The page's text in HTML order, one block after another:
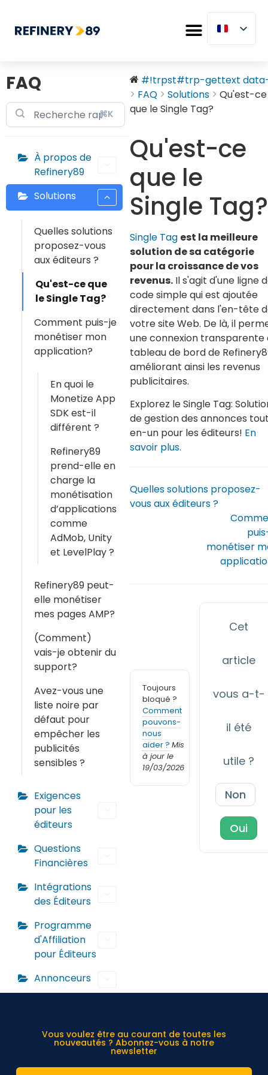
FAQ
⌘K
À propos de
Refinery89
Solutions
Quelles solutions
proposez-vous
aux éditeurs ?
Qu'est-ce que
le Single Tag?
Comment puis-je
monétiser mon
application?
En quoi le
Monetize App
SDK est-il
différent ?
Refinery89
prend-elle en
charge la
monétisation
d’applications
comme
AdMob, Unity
et LevelPlay ?
Refinery89 peut-
elle monétiser
mes pages AMP?
(Comment)
vais-je obtenir du
support?
Avez-vous une
liste noire par
défaut pour
empêcher les
publicités
sensibles ?
Exigences
pour les
éditeurs
Questions
Financières
Intégrations
des Éditeurs
Programme
d'Affiliation
pour Éditeurs
Annonceurs
#!trpst#trp-gettext
FAQ
Solutions
Qu'est-ce
que le Single Tag?
Qu'est-ce
que le
Single Tag?
Single Tag est la meilleure
solution de sa catégorie
pour la croissance de vos
revenus. Il s'agit d'une ligne
code simple qui est ajoutée
directement dans l'en-tête
votre site Web. De là, il
une connexion transparente
tableau de bord de
améliorant ainsi les revenus
publicitaires.
Explorez le Single Tag:
de gestion des annonces
en-un pour les éditeurs! En
savoir plus.
Quelles solutions proposez-
vous aux éditeurs ?
monétiser
Toujours
bloqué ?
Comment
pouvons-
nous
aider ? Mis
à jour le
19/03/2026
Cet
article
vous a-t-
il été
utile ?
Non
Oui
Vous voulez être au courant de toutes les
nouveautés ? Abonnez-vous à notre
newsletter